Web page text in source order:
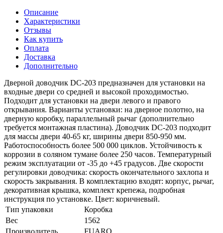
Описание
Характеристики
Отзывы
Как купить
Оплата
Доставка
Дополнительно
Дверной доводчик DC-203 предназначен для установки на
входные двери со средней и высокой проходимостью.
Подходит для установки на двери левого и правого
открывания. Варианты установки: на дверное полотно, на
дверную коробку, параллельный рычаг (дополнительно
требуется монтажная пластина). Доводчик DC-203 подходит
для массы двери 40-65 кг, ширины двери 850-950 мм.
Работоспособность более 500 000 циклов. Устойчивость к
коррозии в соляном тумане более 250 часов. Температурный
режим эксплуатации от -35 до +45 градусов. Две скорости
регулировки доводчика: скорость окончательного захлопа и
скорость закрывания. В комплектацию входят: корпус, рычаг,
декоративная крышка, комплект крепежа, подробная
инструкция по установке. Цвет: коричневый.
Тип упаковки
Коробка
Вес
1562
Производитель
FUARO